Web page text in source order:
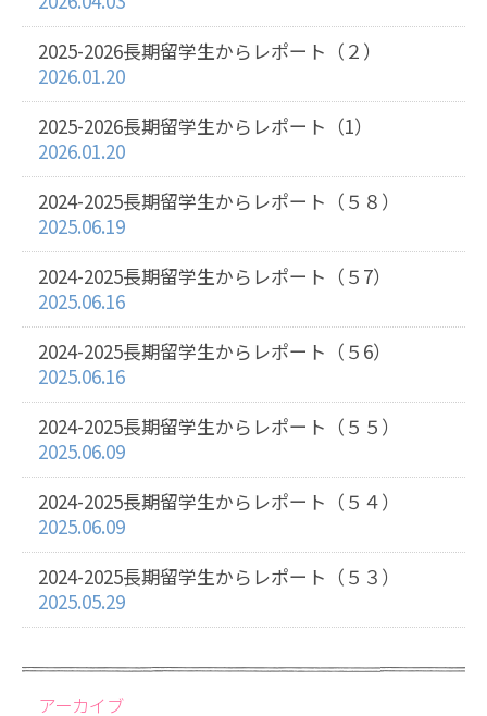
2025-2026長期留学生からレポート（２）
2026.01.20
2025-2026長期留学生からレポート（1）
2026.01.20
2024-2025長期留学生からレポート（５８）
2025.06.19
2024-2025長期留学生からレポート（５7）
2025.06.16
2024-2025長期留学生からレポート（５6）
2025.06.16
2024-2025長期留学生からレポート（５５）
2025.06.09
2024-2025長期留学生からレポート（５４）
2025.06.09
2024-2025長期留学生からレポート（５３）
2025.05.29
アーカイブ